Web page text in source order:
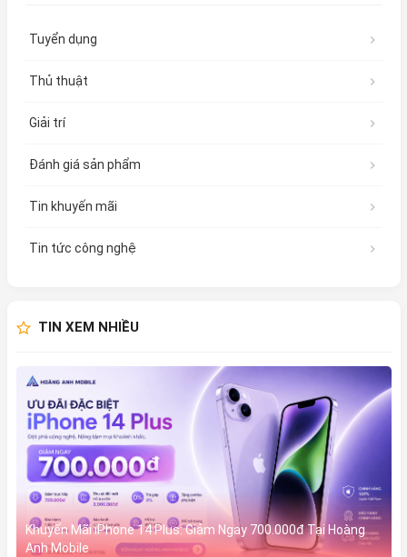
Tuyển dụng
Thủ thuật
Giải trí
Đánh giá sản phẩm
Tin khuyến mãi
Tin tức công nghệ
TIN XEM NHIỀU
Khuyến Mãi iPhone 14 Plus: Giảm Ngay 700.000đ Tại Hoàng
Anh Mobile